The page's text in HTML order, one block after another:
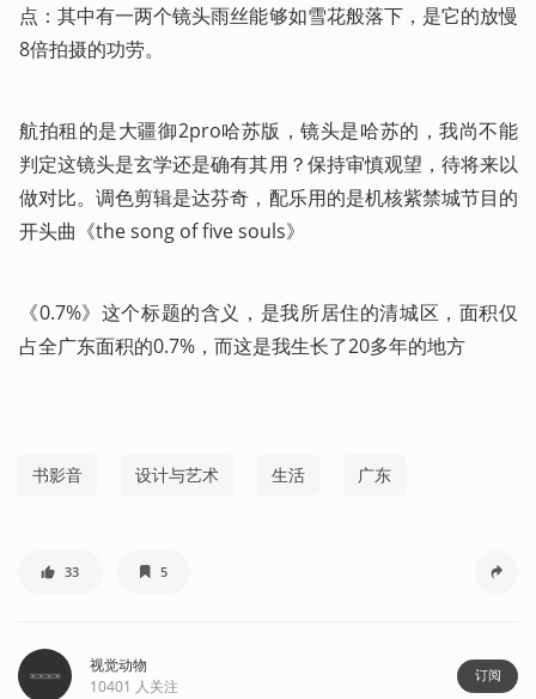
点：其中有一两个镜头雨丝能够如雪花般落下，是它的放慢
8倍拍摄的功劳。
航拍租的是大疆御2pro哈苏版，镜头是哈苏的，我尚不能
判定这镜头是玄学还是确有其用？保持审慎观望，待将来以
做对比。调色剪辑是达芬奇，配乐用的是机核紫禁城节目的
开头曲《the song of five souls》
《0.7%》这个标题的含义，是我所居住的清城区，面积仅
占全广东面积的0.7%，而这是我生长了20多年的地方
书影音 设计与艺术 生活 广东
33 5
视觉动物
10401 人关注
订阅